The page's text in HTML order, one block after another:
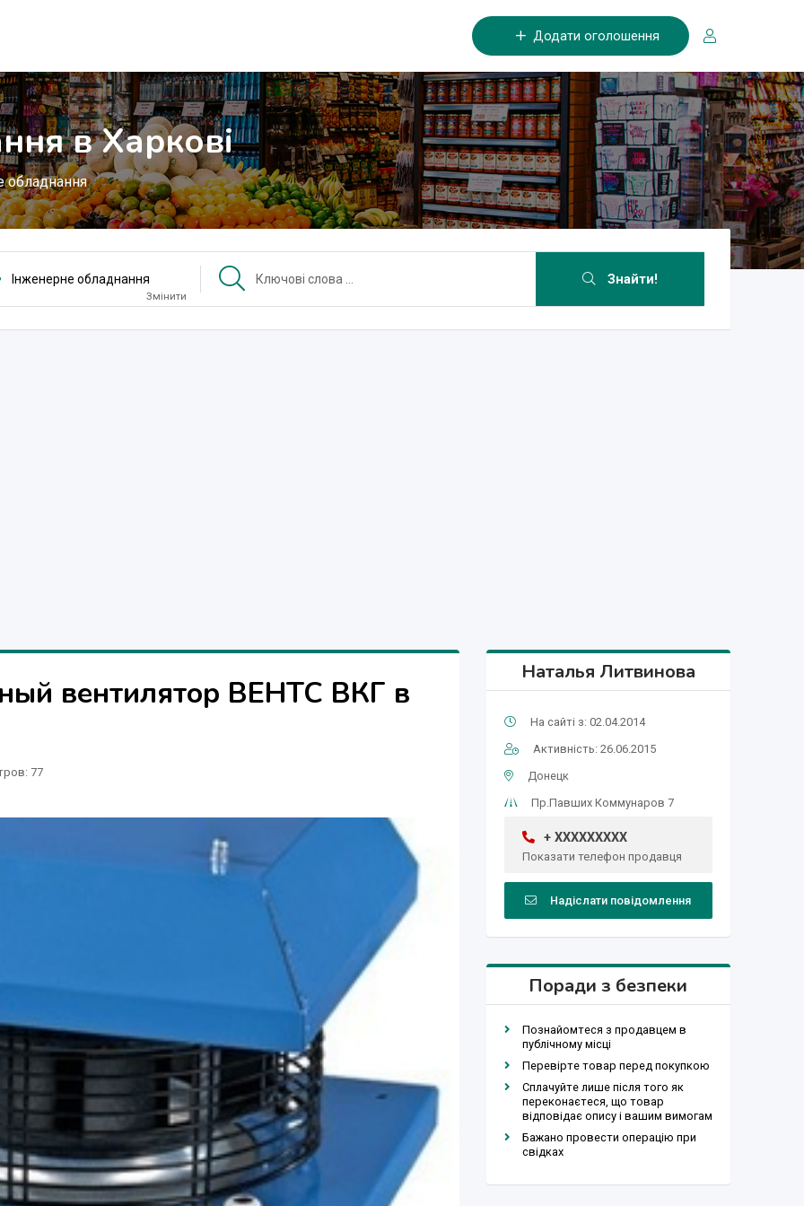
Додати оголошення
в Харкові
обладнання
Інженерне обладнання
Змінити
Знайти!
вентилятор ВЕНТС ВКГ в
: 77
Наталья Литвинова
На сайті з: 02.04.2014
Активність: 26.06.2015
Донецк
Пр.Павших Коммунаров 7
+ XXXXXXXXX
Показати телефон продавця
Надіслати повідомлення
Поради з безпеки
Познайомтеся з продавцем в
публічному місці
Перевірте товар перед покупкою
Сплачуйте лише після того як
переконаєтеся, що товар
відповідає опису і вашим вимогам
Бажано провести операцію при
свідках